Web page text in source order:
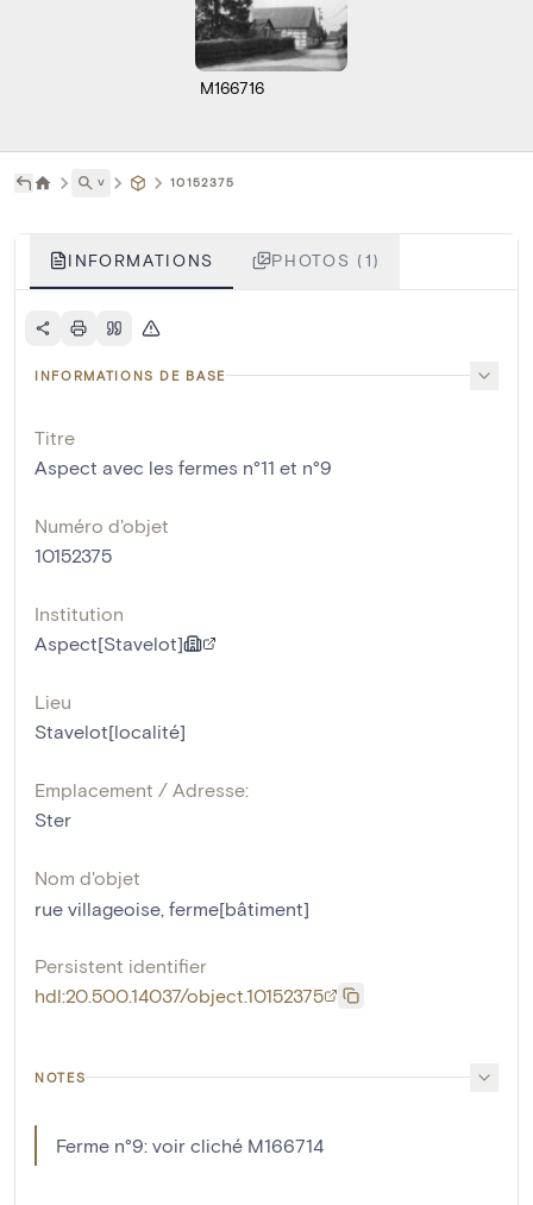
M166716
˅ 10152375
INFORMATIONS PHOTOS (1)
INFORMATIONS DE BASE
Titre
Aspect avec les fermes n°11 et n°9
Numéro d'objet
10152375
Institution
Aspect[Stavelot]
Lieu
Stavelot[localité]
Emplacement / Adresse:
Ster
Nom d'objet
rue villageoise ferme[bâtiment]
Persistent identifier
hdl:20.500.14037/object.10152375
NOTES
Ferme n°9: voir cliché M166714